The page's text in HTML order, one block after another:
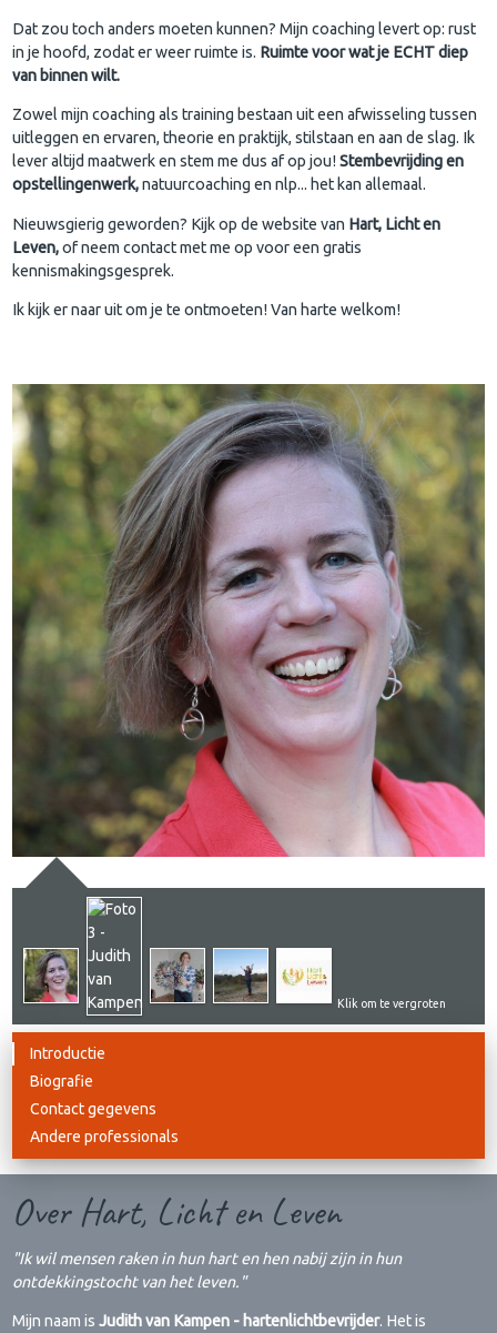
Dat zou toch anders moeten kunnen? Mijn coaching levert op: rust
in je hoofd, zodat er weer ruimte is. Ruimte voor wat je ECHT diep
van binnen wilt.
Zowel mijn coaching als training bestaan uit een afwisseling tussen
uitleggen en ervaren, theorie en praktijk, stilstaan en aan de slag. Ik
lever altijd maatwerk en stem me dus af op jou!Stembevrijding en
opstellingenwerk,natuurcoaching en nlp... het kan allemaal.
Nieuwsgierig geworden? Kijk op de website van Hart, Licht en
Leven,of neem contact met me op voor een gratis
kennismakingsgesprek.
Ik kijk er naar uit om je te ontmoeten! Van harte welkom!
Klik om te vergroten
Introductie
Biografie
Contact gegevens
Andere professionals
Over Hart, Licht en Leven
"Ik wil mensen raken in hun hart en hen nabij zijn in hun
ontdekkingstocht van het leven."
Mijn naam is Judith van Kampen - hartenlichtbevrijder. Het is